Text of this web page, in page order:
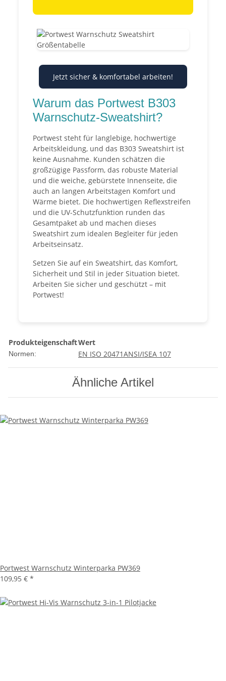
Jetzt sicher & komfortabel arbeiten!
Warum das Portwest B303
Warnschutz-Sweatshirt?
Portwest steht für langlebige, hochwertige
Arbeitskleidung, und das B303 Sweatshirt ist
keine Ausnahme. Kunden schätzen die
großzügige Passform, das robuste Material
und die weiche, gebürstete Innenseite, die
auch an langen Arbeitstagen Komfort und
Wärme bietet. Die hochwertigen Reflexstreifen
und die UV-Schutzfunktion runden das
Gesamtpaket ab und machen dieses
Sweatshirt zum idealen Begleiter für jeden
Arbeitseinsatz.
Setzen Sie auf ein Sweatshirt, das Komfort,
Sicherheit und Stil in jeder Situation bietet.
Arbeiten Sie sicher und geschützt – mit
Portwest!
ProdukteigenschaftWert
Normen: EN ISO 20471ANSI/ISEA 107
Ähnliche Artikel
Portwest Warnschutz Winterparka PW369
109,95 € *